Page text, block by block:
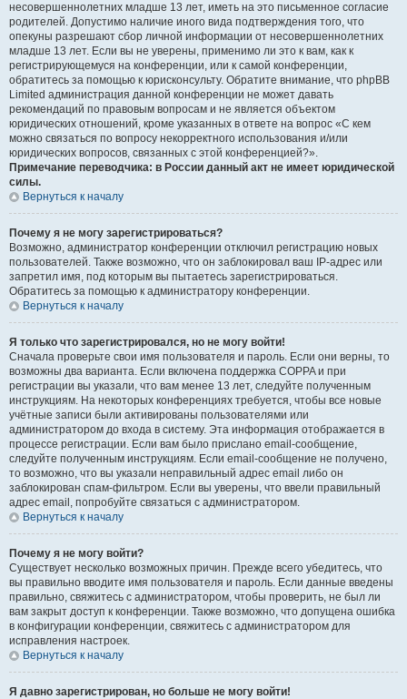
несовершеннолетних младше 13 лет, иметь на это письменное согласие
родителей. Допустимо наличие иного вида подтверждения того, что
опекуны разрешают сбор личной информации от несовершеннолетних
младше 13 лет. Если вы не уверены, применимо ли это к вам, как к
регистрирующемуся на конференции, или к самой конференции,
обратитесь за помощью к юрисконсульту. Обратите внимание, что phpBB
Limited администрация данной конференции не может давать
рекомендаций по правовым вопросам и не является объектом
юридических отношений, кроме указанных в ответе на вопрос «С кем
можно связаться по вопросу некорректного использования и/или
юридических вопросов, связанных с этой конференцией?».
Примечание переводчика: в России данный акт не имеет юридической
силы.
Вернуться к началу
Почему я не могу зарегистрироваться?
Возможно, администратор конференции отключил регистрацию новых
пользователей. Также возможно, что он заблокировал ваш IP-адрес или
запретил имя, под которым вы пытаетесь зарегистрироваться.
Обратитесь за помощью к администратору конференции.
Вернуться к началу
Я только что зарегистрировался, но не могу войти!
Сначала проверьте свои имя пользователя и пароль. Если они верны, то
возможны два варианта. Если включена поддержка COPPA и при
регистрации вы указали, что вам менее 13 лет, следуйте полученным
инструкциям. На некоторых конференциях требуется, чтобы все новые
учётные записи были активированы пользователями или
администратором до входа в систему. Эта информация отображается в
процессе регистрации. Если вам было прислано email-сообщение,
следуйте полученным инструкциям. Если email-сообщение не получено,
то возможно, что вы указали неправильный адрес email либо он
заблокирован спам-фильтром. Если вы уверены, что ввели правильный
адрес email, попробуйте связаться с администратором.
Вернуться к началу
Почему я не могу войти?
Существует несколько возможных причин. Прежде всего убедитесь, что
вы правильно вводите имя пользователя и пароль. Если данные введены
правильно, свяжитесь с администратором, чтобы проверить, не был ли
вам закрыт доступ к конференции. Также возможно, что допущена ошибка
в конфигурации конференции, свяжитесь с администратором для
исправления настроек.
Вернуться к началу
Я давно зарегистрирован, но больше не могу войти!